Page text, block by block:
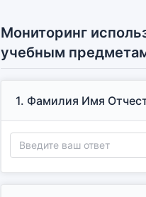
Мониторинг
учебным предметам
1. Фамилия Имя